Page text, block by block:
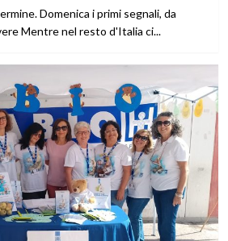
Domenica i primi segnali, da
Mentre nel resto d'Italia ci...